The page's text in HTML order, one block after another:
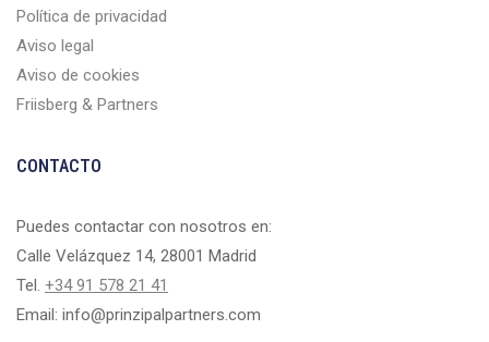
Política de privacidad
Aviso legal
Aviso de cookies
Friisberg & Partners
CONTACTO
Puedes contactar con nosotros en:
Calle Velázquez 14, 28001 Madrid
Tel. +34 91 578 21 41
Email: info@prinzipalpartners.com